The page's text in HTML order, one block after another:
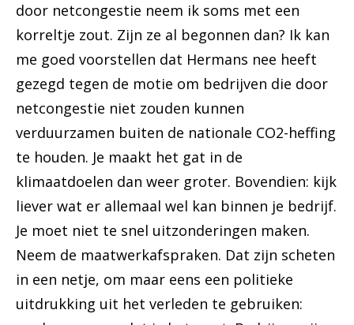
door netcongestie neem ik soms met een
korreltje zout. Zijn ze al begonnen dan? Ik kan
me goed voorstellen dat Hermans nee heeft
gezegd tegen de motie om bedrijven die door
netcongestie niet zouden kunnen
verduurzamen buiten de nationale CO2-heffing
te houden. Je maakt het gat in de
klimaatdoelen dan weer groter. Bovendien: kijk
liever wat er allemaal wel kan binnen je bedrijf.
Je moet niet te snel uitzonderingen maken.
Neem de maatwerkafspraken. Dat zijn scheten
in een netje, om maar eens een politieke
uitdrukking uit het verleden te gebruiken: